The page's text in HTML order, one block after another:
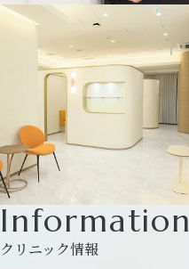
Information
クリニック情報